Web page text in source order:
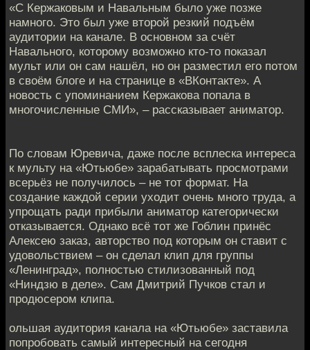
«С Кержаковым и Навальным было уже позже
намного. Это был уже второй резкий подъём
аудитории на канале. В основном за счёт
Навального, которому возможно кто-то показал
мульт или он сам нашёл, но он разместил его потом
в своём блоге и на странице в «ВКонтакте». А
новость с упоминанием Кержакова попала в
многочисленные СМИ», – рассказывает аниматор.
По словам Юревича, даже после всплеска интереса
к мульту на «Ютьюбе» зарабатывать просмотрами
всерьёз не получилось – не тот формат. На
создание каждой серии уходит очень много труда, а
упрощать ради прибыли аниматор категорически
отказывается. Однако всё тот же Гоблин принёс
Алексею заказ, авторство под которым он ставит с
удовольствием – он сделал клип для группы
«Ленинград», полностью стилизованный под
«Ниндзю в деле». Сам Дмитрий Пучков стал и
продюсером клипа.
ольшая аудитория канала на «Ютьюбе» заставила
попробовать самый интересный на сегодня